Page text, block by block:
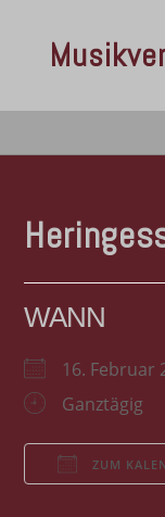
WANN
16. Februar
Ganztägig
ZUM